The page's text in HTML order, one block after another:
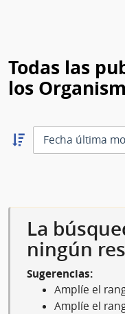
Todas las
los
Ordernar
descendente:
La
ningún
Sugerencias:
Amplíe el
Amplíe el